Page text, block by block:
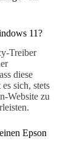
11?
Treiber
diese
sich, stets
Website zu
Epson